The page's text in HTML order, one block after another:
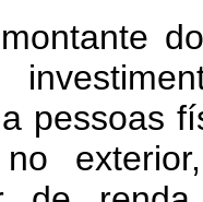
pessoas